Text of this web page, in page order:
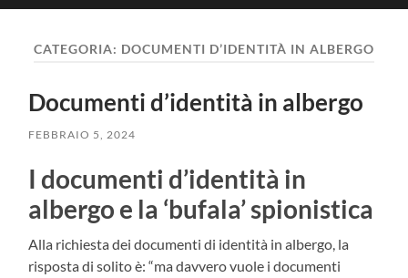
il
sui
dispositivi
ricerca
CATEGORIA: DOCUMENTI D’IDENTITÀ IN ALBERGO
Documenti d’identità in albergo
FEBBRAIO 5, 2024
I documenti d’identità in
albergo e la ‘bufala’ spionistica
Alla richiesta dei documenti di identità in albergo, la
risposta di solito è: “ma davvero vuole i documenti